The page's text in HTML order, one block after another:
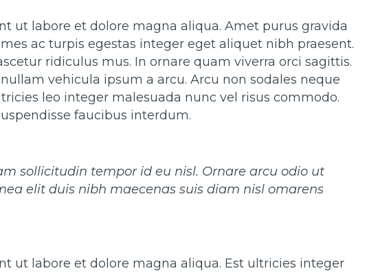
ut labore et dolore magna aliqua. Amet purus gravida
ac turpis egestas integer eget aliquet nibh praesent.
ridiculus mus. In ornare quam viverra orci sagittis.
vehicula ipsum a arcu. Arcu non sodales neque
leo integer malesuada nunc vel risus commodo.
faucibus interdum.
sollicitudin tempor id eu nisl. Ornare arcu odio ut
elit duis nibh maecenas suis diam nisl omarens
ut labore et dolore magna aliqua. Est ultricies integer